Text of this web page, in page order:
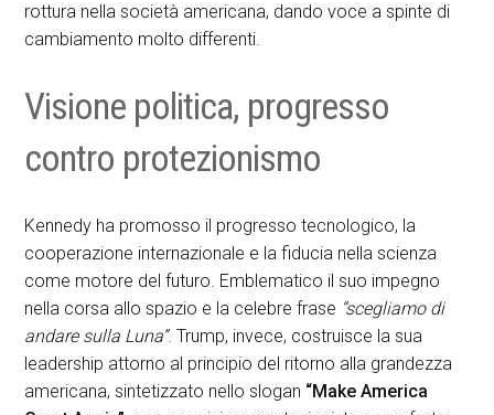
rottura nella società americana, dando voce a spinte di
cambiamento molto differenti.
Visione politica, progresso
contro protezionismo
Kennedy ha promosso il progresso tecnologico, la
cooperazione internazionale e la fiducia nella scienza
come motore del futuro. Emblematico il suo impegno
nella corsa allo spazio e la celebre frase “scegliamo di
andare sulla Luna”. Trump, invece, costruisce la sua
leadership attorno al principio del ritorno alla grandezza
americana, sintetizzato nello slogan “Make America